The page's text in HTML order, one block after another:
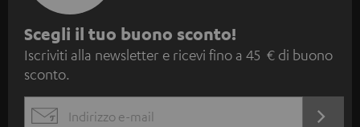
I
s
c
Scegli il tuo buono sconto!
Iscriviti alla newsletter e ricevi fino a 45 € di buono
sconto.